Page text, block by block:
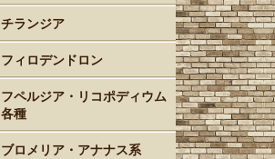
チランジア
フィロデンドロン
フペルジア・リコポディウム
各種
ブロメリア・アナナス系